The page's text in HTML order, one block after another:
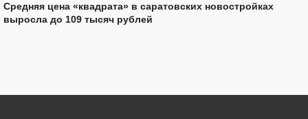
Средняя цена «квадрата» в саратовских новостройках
выросла до 109 тысяч рублей